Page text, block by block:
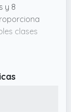
y 8
clases
de
a